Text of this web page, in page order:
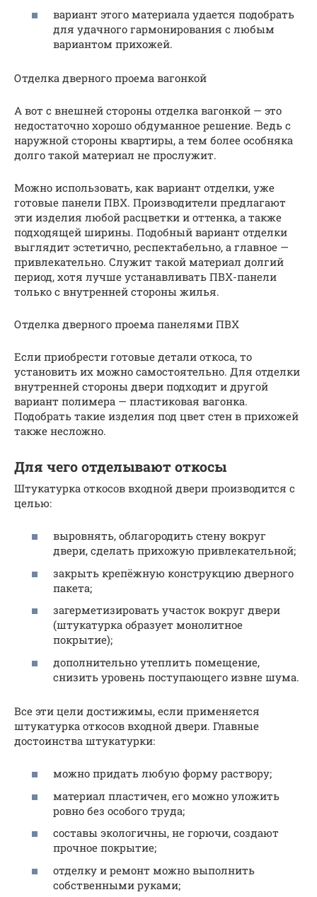
вариант этого материала удается подобрать
для удачного гармонирования с любым
вариантом прихожей.
Отделка дверного проема вагонкой
А вот с внешней стороны отделка вагонкой — это
недостаточно хорошо обдуманное решение. Ведь с
наружной стороны квартиры, а тем более особняка
долго такой материал не прослужит.
Можно использовать, как вариант отделки, уже
готовые панели ПВХ. Производители предлагают
эти изделия любой расцветки и оттенка, а также
подходящей ширины. Подобный вариант отделки
выглядит эстетично, респектабельно, а главное —
привлекательно. Служит такой материал долгий
период, хотя лучше устанавливать ПВХ-панели
только с внутренней стороны жилья.
Отделка дверного проема панелями ПВХ
Если приобрести готовые детали откоса, то
установить их можно самостоятельно. Для отделки
внутренней стороны двери подходит и другой
вариант полимера — пластиковая вагонка.
Подобрать такие изделия под цвет стен в прихожей
также несложно.
Для чего отделывают откосы
Штукатурка откосов входной двери производится с
целью:
выровнять, облагородить стену вокруг
двери, сделать прихожую привлекательной;
закрыть крепёжную конструкцию дверного
пакета;
загерметизировать участок вокруг двери
(штукатурка образует монолитное
покрытие);
дополнительно утеплить помещение,
снизить уровень поступающего извне шума.
Все эти цели достижимы, если применяется
штукатурка откосов входной двери. Главные
достоинства штукатурки:
можно придать любую форму раствору;
материал пластичен, его можно уложить
ровно без особого труда;
составы экологичны, не горючи, создают
прочное покрытие;
отделку и ремонт можно выполнить
собственными руками;